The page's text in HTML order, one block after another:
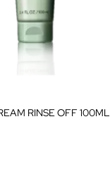
RINSE OFF 100ML